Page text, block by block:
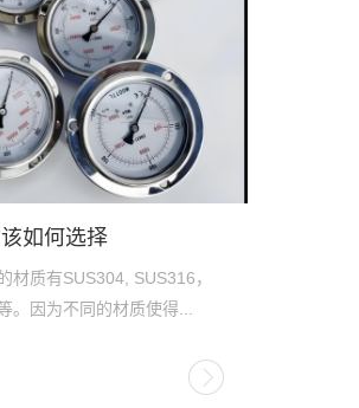
如何选择
材质有SUS304, SUS316，
。因为不同的材质使得...